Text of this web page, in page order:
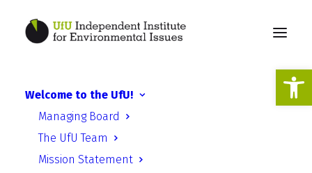
Welcome to the UfU!
Managing Board
The UfU Team
Mission Statement
Everything in flux in
Ukraine